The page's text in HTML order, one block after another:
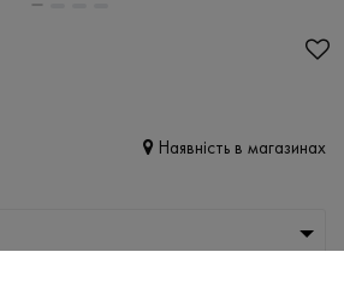
Наявність в магазинах